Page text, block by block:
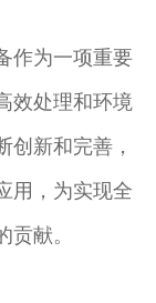
作为一项重要
效处理和环境
创新和完善，
用，为实现全
献。